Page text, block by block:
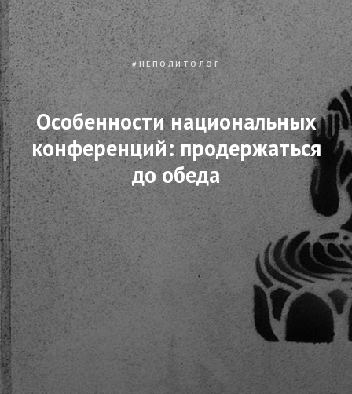
#НЕПОЛИТОЛОГ
Особенности национальных
конференций: продержаться
до обеда